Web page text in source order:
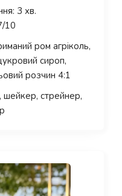
3 хв.
10
ром агріколь,
сироп,
розчин 4:1
шейкер, стрейнер,